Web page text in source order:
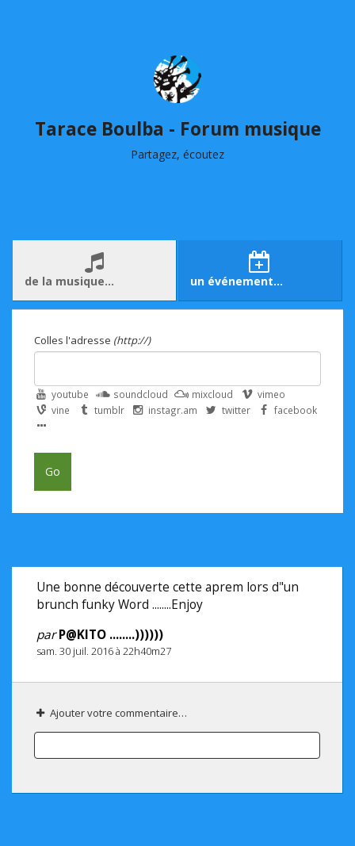
Tarace Boulba - Forum musique
Partagez, écoutez
de la musique… un événement…
Colles l'adresse (http://)
youtube soundcloud mixcloud
vimeo
vine
tumblr instagr.am twitter facebook
Go
Une bonne découverte cette aprem lors d"un
brunch funky Word ........Enjoy
parP@KITO ........))))))
sam. 30 juil. 2016 à 22h40m27
Ajouter votre commentaire…